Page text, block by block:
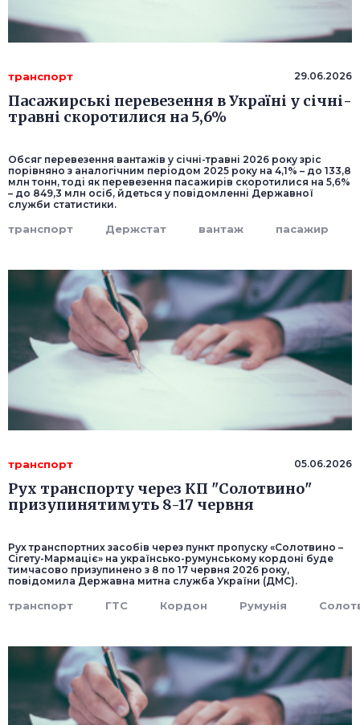
транспорт 29.06.2026
Пасажирські перевезення в Україні у січні-
травні скоротилися на 5,6%
Обсяг перевезення вантажів у січні-травні 2026 року зріс
порівняно з аналогічним періодом 2025 року на 4,1% – до 133,8
млн тонн, тоді як перевезення пасажирів скоротилися на 5,6%
– до 849,3 млн осіб, йдеться у повідомленні Державної
служби статистики.
транспорт Держстат вантаж пасажир
транспорт 05.06.2026
Рух транспорту через КП "Солотвино"
призупинятимуть 8-17 червня
Рух транспортних засобів через пункт пропуску «Солотвино –
Сігету-Мармаціє» на українсько-румунському кордоні буде
тимчасово призупинено з 8 по 17 червня 2026 року,
повідомила Державна митна служба України (ДМС).
транспорт ГТС Кордон Румунія